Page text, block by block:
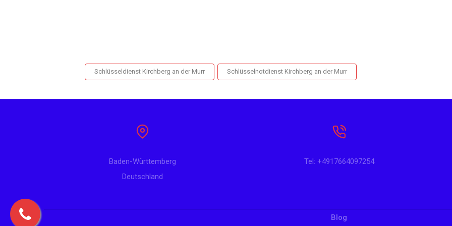
Schlüsseldienst Kirchberg an der Murr Schlüsselnotdienst Kirchberg an der Murr
Baden-Württemberg
Deutschland
Tel: +4917664097254
Blog